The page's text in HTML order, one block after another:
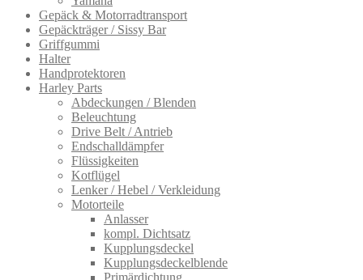
Gepäck & Motorradtransport
Gepäckträger / Sissy Bar
Griffgummi
Halter
Handprotektoren
Harley Parts
Abdeckungen / Blenden
Beleuchtung
Drive Belt / Antrieb
Endschalldämpfer
Flüssigkeiten
Kotflügel
Lenker / Hebel / Verkleidung
Motorteile
Anlasser
kompl. Dichtsatz
Kupplungsdeckel
Kupplungsdeckelblende